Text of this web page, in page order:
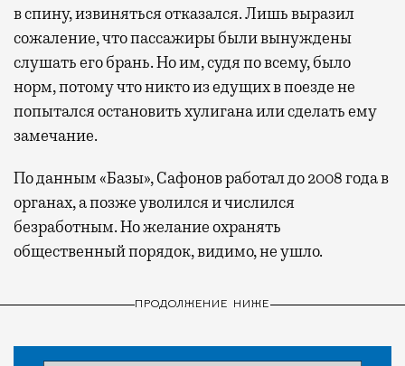
в спину, извиняться отказался. Лишь выразил
сожаление, что пассажиры были вынуждены
слушать его брань. Но им, судя по всему, было
норм, потому что никто из едущих в поезде не
попытался остановить хулигана или сделать ему
замечание.
По данным «Базы», Сафонов работал до 2008 года в
органах, а позже уволился и числился
безработным. Но желание охранять
общественный порядок, видимо, не ушло.
ПРОДОЛЖЕНИЕ НИЖЕ